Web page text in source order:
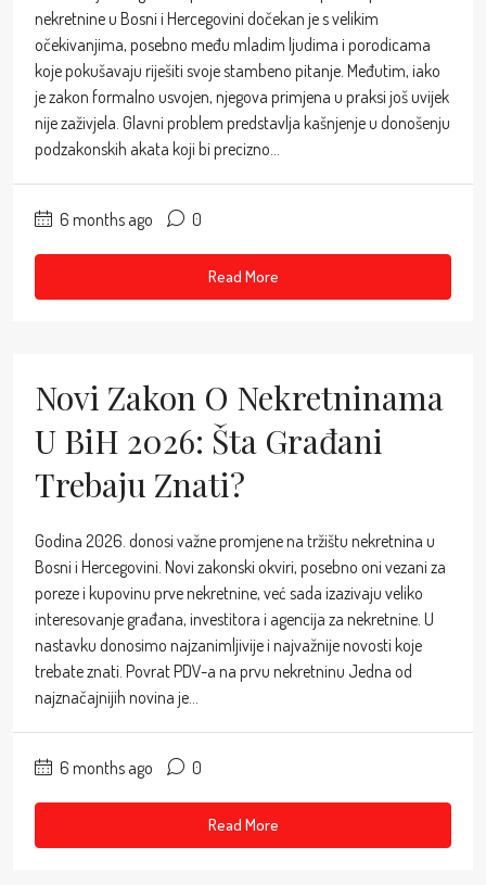
nekretnine u Bosni i Hercegovini dočekan je s velikim
očekivanjima, posebno među mladim ljudima i porodicama
koje pokušavaju riješiti svoje stambeno pitanje. Međutim, iako
je zakon formalno usvojen, njegova primjena u praksi još uvijek
nije zaživjela. Glavni problem predstavlja kašnjenje u donošenju
podzakonskih akata koji bi precizno...
6 months ago 0
Read More
Novi Zakon O Nekretninama
U BiH 2026: Šta Građani
Trebaju Znati?
Godina 2026. donosi važne promjene na tržištu nekretnina u
Bosni i Hercegovini. Novi zakonski okviri, posebno oni vezani za
poreze i kupovinu prve nekretnine, već sada izazivaju veliko
interesovanje građana, investitora i agencija za nekretnine. U
nastavku donosimo najzanimljivije i najvažnije novosti koje
trebate znati. Povrat PDV-a na prvu nekretninu Jedna od
najznačajnijih novina je...
6 months ago 0
Read More